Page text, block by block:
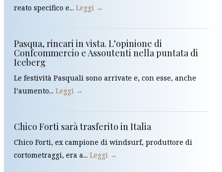
reato specifico e... Leggi →
Pasqua, rincari in vista. L’opinione di
Confcommercio e Assoutenti nella puntata di
Iceberg
Le festività Pasquali sono arrivate e, con esse, anche
l’aumento... Leggi →
Chico Forti sarà trasferito in Italia
Chico Forti, ex campione di windsurf, produttore di
cortometraggi, era a... Leggi →